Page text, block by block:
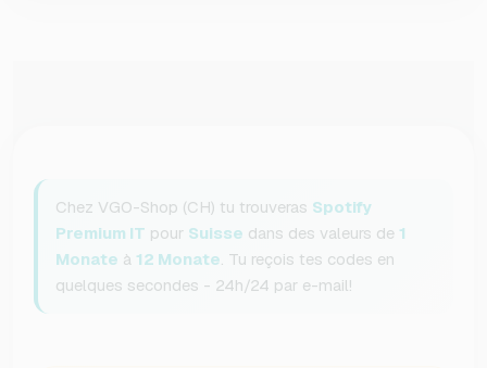
Chez VGO-Shop (CH) tu trouveras Spotify
Premium IT pour Suisse dans des valeurs de 1
Monate à 12 Monate. Tu reçois tes codes en
quelques secondes - 24h/24 par e-mail!